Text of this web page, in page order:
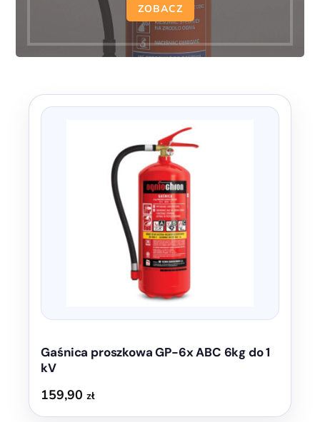
ZOBACZ
Gaśnica proszkowa GP-6x ABC 6kg do 1
kV
159,90zł